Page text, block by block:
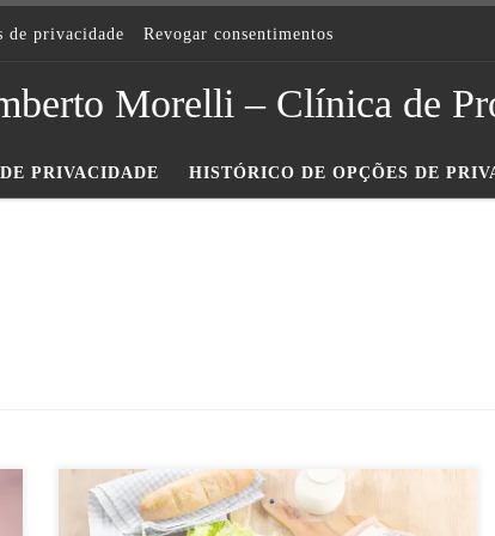
de privacidade Revogar consentimentos
Morelli – Clínica de
PRIVACIDADE HISTÓRICO DE OPÇÕES DE
A maioria dos pacientes, quando entra em fase de